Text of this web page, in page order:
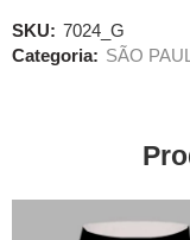
SKU: 7024_G
Categoria: SÃO